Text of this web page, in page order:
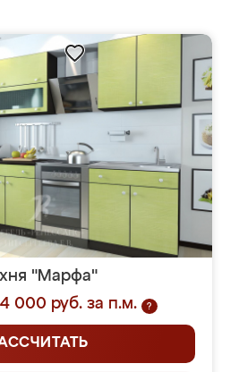
"Марфа"
000 руб. за п.м.
?